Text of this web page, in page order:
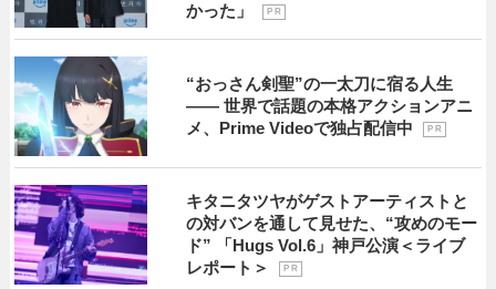
かった」
P R
“おっさん剣聖”の一太刀に宿る人生
―― 世界で話題の本格アクションアニ
メ、Prime Videoで独占配信中
P R
キタニタツヤがゲストアーティストと
の対バンを通して見せた、“攻めのモー
ド” 「Hugs Vol.6」神戸公演＜ライブ
レポート＞
P R